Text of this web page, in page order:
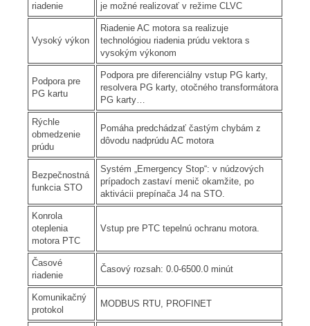
riadenie
je možné realizovať v režime CLVC
Vysoký výkon
Riadenie AC motora sa realizuje
technológiou riadenia prúdu vektora s
vysokým výkonom
Podpora pre
PG kartu
Podpora pre diferenciálny vstup PG karty,
resolvera PG karty, otočného transformátora
PG karty…
Rýchle
obmedzenie
prúdu
Pomáha predchádzať častým chybám z
dôvodu nadprúdu AC motora
Bezpečnostná
funkcia STO
Systém „Emergency Stop“: v núdzových
prípadoch zastaví menič okamžite, po
aktivácii prepínača J4 na STO.
Konrola
oteplenia
motora PTC
Vstup pre PTC tepelnú ochranu motora.
Časové
riadenie
Časový rozsah: 0.0-6500.0 minút
Komunikačný
protokol
MODBUS RTU, PROFINET